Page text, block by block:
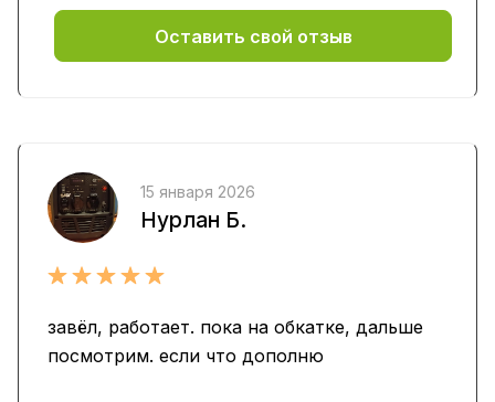
Оставить свой отзыв
15 января 2026
Нурлан Б.
завёл, работает. пока на обкатке, дальше
посмотрим. если что дополню